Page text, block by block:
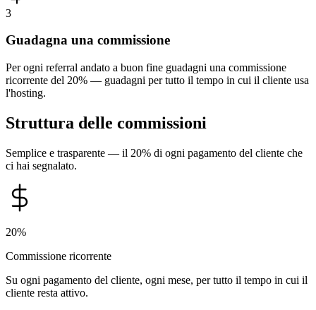
3
Guadagna una commissione
Per ogni referral andato a buon fine guadagni una commissione
ricorrente del 20% — guadagni per tutto il tempo in cui il cliente usa
l'hosting.
Struttura delle commissioni
Semplice e trasparente — il 20% di ogni pagamento del cliente che
ci hai segnalato.
20%
Commissione ricorrente
Su ogni pagamento del cliente, ogni mese, per tutto il tempo in cui il
cliente resta attivo.